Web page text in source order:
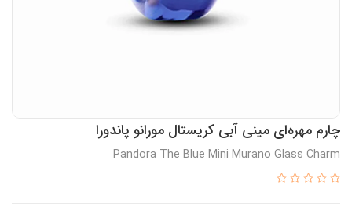
چارم مهره‌ای مینی آبی کریستال مورانو پاندورا
Pandora The Blue Mini Murano Glass Charm